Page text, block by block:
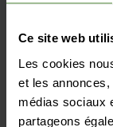
Ce site web
Les cookies
et les
médias sociaux
partageons
de pluie
sébum
une